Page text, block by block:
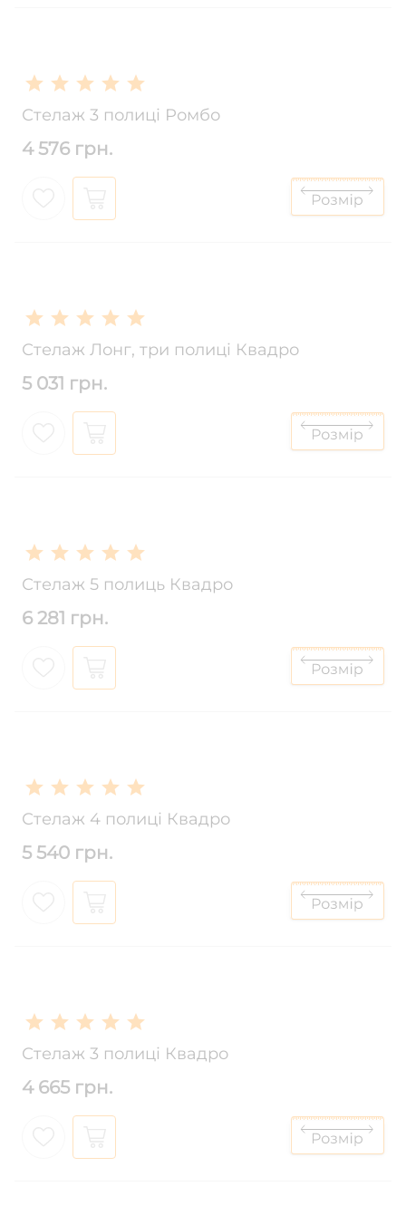
Стелаж 3 полиці Ромбо
4 576 грн.
Стелаж Лонг, три полиці Квадро
5 031 грн.
Стелаж 5 полиць Квадро
6 281 грн.
Стелаж 4 полиці Квадро
5 540 грн.
Стелаж 3 полиці Квадро
4 665 грн.